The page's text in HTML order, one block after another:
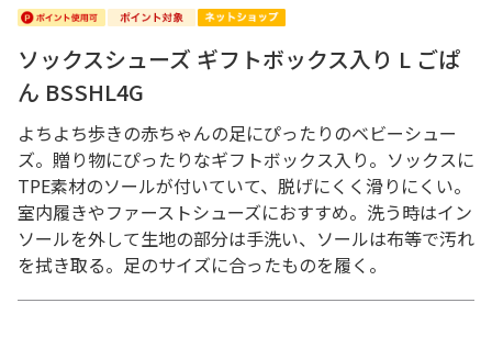
ソックスシューズ ギフトボックス入り L ごぱ
ん BSSHL4G
よちよち歩きの赤ちゃんの足にぴったりのベビーシュー
ズ。贈り物にぴったりなギフトボックス入り。ソックスに
TPE素材のソールが付いていて、脱げにくく滑りにくい。
室内履きやファーストシューズにおすすめ。洗う時はイン
ソールを外して生地の部分は手洗い、ソールは布等で汚れ
を拭き取る。足のサイズに合ったものを履く。